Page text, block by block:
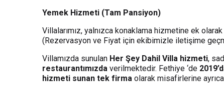
Yemek Hizmeti (Tam Pansiyon)
Villalarımız, yalnızca konaklama hizmetine ek olarak
(Rezervasyon ve Fiyat için ekibimizle iletişime
Villamızda sunulan Her Şey Dahil Villa hizmeti,
restaurantımızda verilmektedir. Fethiye ‘de
hizmeti sunan tek firma olarak misafirlerine